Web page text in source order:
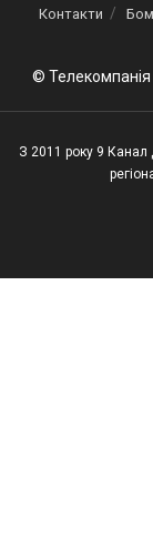
Контакти
©
З 2011 року 9 Канал